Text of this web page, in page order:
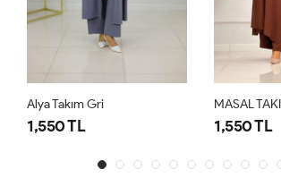
Alya Takım Gri
1,550 TL 1,550 TL